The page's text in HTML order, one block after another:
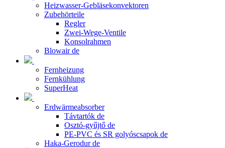
Heizwasser-Gebläsekonvektoren
Zubehörteile
Regler
Zwei-Wege-Ventile
Konsolrahmen
Blowair de
Fernheizung
Fernkühlung
SuperHeat
Erdwärmeabsorber
Távtartók de
Osztó-gyűjtő de
PE-PVC és SR golyóscsapok de
Haka-Gerodur de